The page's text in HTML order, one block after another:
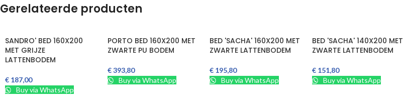
Gerelateerde producten
SANDRO' BED 160X200
MET GRIJZE
LATTENBODEM
€ 187,00
In Winkelmand
Buy via WhatsApp
PORTO BED 160X200 MET
ZWARTE PU BODEM
€393,80
In Winkelmand
Buy via WhatsApp
BED 'SACHA' 160X200 MET
ZWARTE LATTENBODEM
€ 195,80
In Winkelmand
Buy via WhatsApp
BED 'SACHA' 140X200 MET
ZWARTE LATTENBODEM
€151,80
In Winkelmand
Buy via WhatsApp